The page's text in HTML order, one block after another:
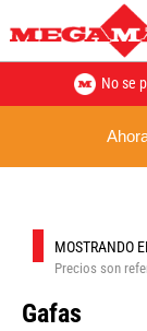
No se
MOSTRANDO
Precios son
Gafas